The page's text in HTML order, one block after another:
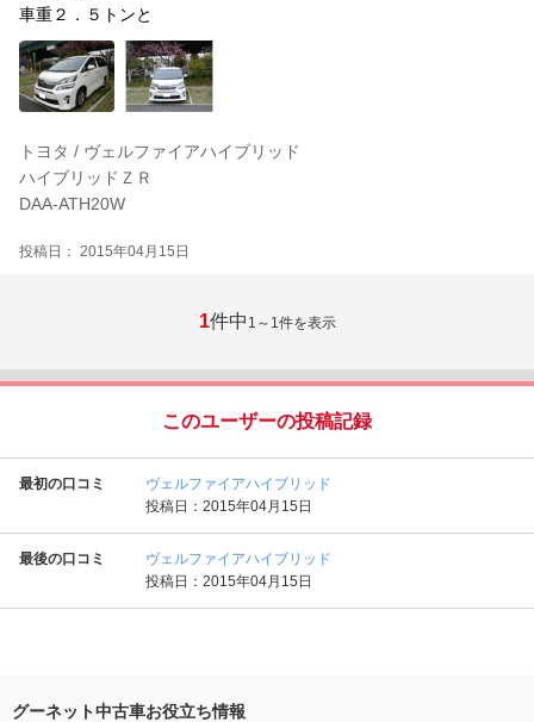
車重２．５トンと
トヨタ / ヴェルファイアハイブリッド
ハイブリッドＺＲ
DAA-ATH20W
投稿日： 2015年04月15日
1件中 1～1件を表示
このユーザーの投稿記録
最初の口コミ
ヴェルファイアハイブリッド
投稿日：2015年04月15日
最後の口コミ
ヴェルファイアハイブリッド
投稿日：2015年04月15日
グーネット中古車お役立ち情報